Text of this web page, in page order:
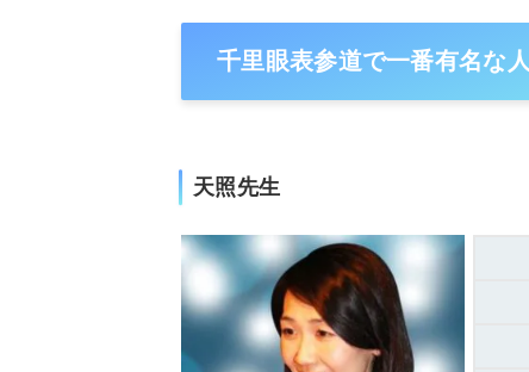
千里眼表参道で一番有名な人
天照先生